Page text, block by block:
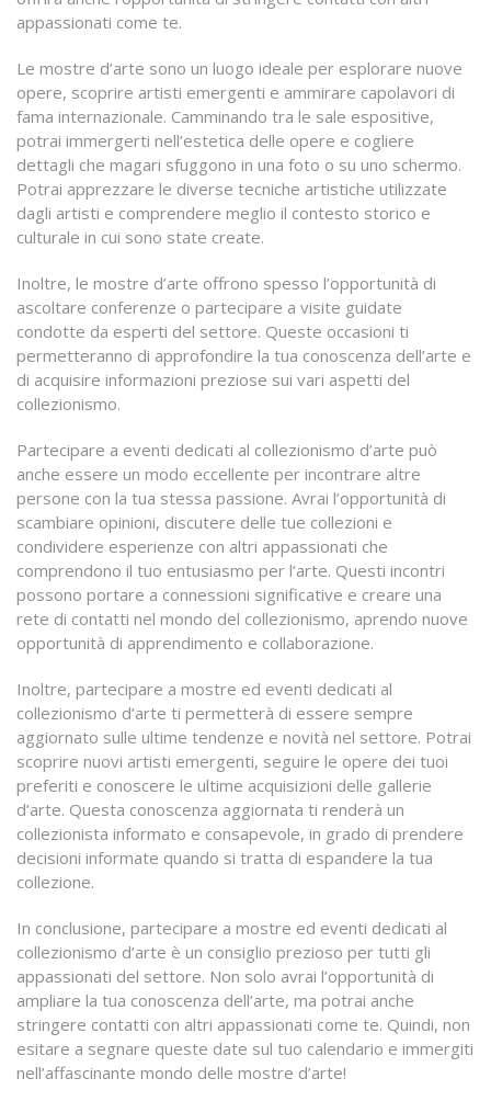
appassionati come te.
Le mostre d’arte sono un luogo ideale per esplorare nuove
opere, scoprire artisti emergenti e ammirare capolavori di
fama internazionale. Camminando tra le sale espositive,
potrai immergerti nell’estetica delle opere e cogliere
dettagli che magari sfuggono in una foto o su uno schermo.
Potrai apprezzare le diverse tecniche artistiche utilizzate
dagli artisti e comprendere meglio il contesto storico e
culturale in cui sono state create.
Inoltre, le mostre d’arte offrono spesso l’opportunità di
ascoltare conferenze o partecipare a visite guidate
condotte da esperti del settore. Queste occasioni ti
permetteranno di approfondire la tua conoscenza dell’arte e
di acquisire informazioni preziose sui vari aspetti del
collezionismo.
Partecipare a eventi dedicati al collezionismo d’arte può
anche essere un modo eccellente per incontrare altre
persone con la tua stessa passione. Avrai l’opportunità di
scambiare opinioni, discutere delle tue collezioni e
condividere esperienze con altri appassionati che
comprendono il tuo entusiasmo per l’arte. Questi incontri
possono portare a connessioni significative e creare una
rete di contatti nel mondo del collezionismo, aprendo nuove
opportunità di apprendimento e collaborazione.
Inoltre, partecipare a mostre ed eventi dedicati al
collezionismo d’arte ti permetterà di essere sempre
aggiornato sulle ultime tendenze e novità nel settore. Potrai
scoprire nuovi artisti emergenti, seguire le opere dei tuoi
preferiti e conoscere le ultime acquisizioni delle gallerie
d’arte. Questa conoscenza aggiornata ti renderà un
collezionista informato e consapevole, in grado di prendere
decisioni informate quando si tratta di espandere la tua
collezione.
In conclusione, partecipare a mostre ed eventi dedicati al
collezionismo d’arte è un consiglio prezioso per tutti gli
appassionati del settore. Non solo avrai l’opportunità di
ampliare la tua conoscenza dell’arte, ma potrai anche
stringere contatti con altri appassionati come te. Quindi, non
esitare a segnare queste date sul tuo calendario e immergiti
nell’affascinante mondo delle mostre d’arte!